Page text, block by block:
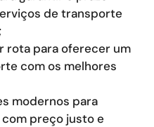
de transporte
rota para oferecer um
com os melhores
modernos para
preço justo e